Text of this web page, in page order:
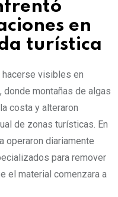
en
turística
hacerse visibles en
montañas de algas
costa y alteraron
de zonas turísticas. En
operaron diariamente
para remover
el material comenzara a